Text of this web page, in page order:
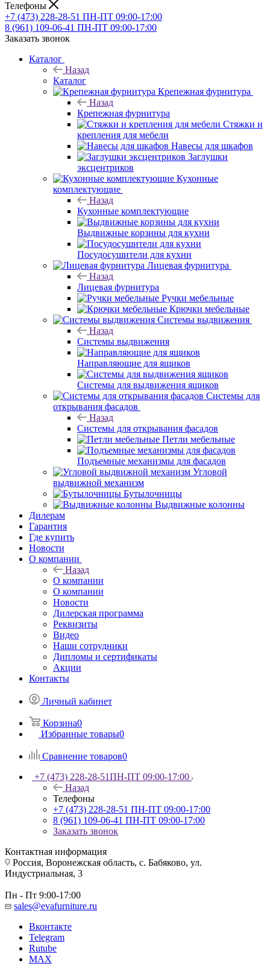
Телефоны
+7 (473) 228-28-51 ПН-ПТ 09:00-17:00
8 (961) 109-06-41 ПН-ПТ 09:00-17:00
Заказать звонок
Каталог
Назад
Каталог
Крепежная фурнитура
Назад
Крепежная фурнитура
Стяжки и
крепления для мебели
Навесы для шкафов
Заглушки
эксцентриков
Кухонные
комплектующие
Назад
Кухонные комплектующие
Выдвижные корзины для кухни
Посудосушители для кухни
Лицевая фурнитура
Назад
Лицевая фурнитура
Ручки мебельные
Крючки мебельные
Системы выдвижения
Назад
Системы выдвижения
Направляющие для ящиков
Системы для выдвижения ящиков
Системы для
открывания фасадов
Назад
Системы для открывания фасадов
Петли мебельные
Подъемные механизмы для фасадов
Угловой
выдвижной механизм
Бутылочницы
Выдвижные колонны
Дилерам
Гарантия
Где купить
Новости
О компании
Назад
О компании
О компании
Новости
Дилерская программа
Реквизиты
Видео
Наши сотрудники
Дипломы и сертификаты
Акции
Контакты
Личный кабинет
Корзина0
Избранные товары0
Сравнение товаров0
+7 (473) 228-28-51ПН-ПТ 09:00-17:00
Назад
Телефоны
+7 (473) 228-28-51 ПН-ПТ 09:00-17:00
8 (961) 109-06-41 ПН-ПТ 09:00-17:00
Заказать звонок
Контактная информация
Россия, Воронежская область, с. Бабяково, ул.
Индустриальная, 3
Пн - Пт 9:00-17:00
sales@evafurniture.ru
Вконтакте
Telegram
Rutube
MAX